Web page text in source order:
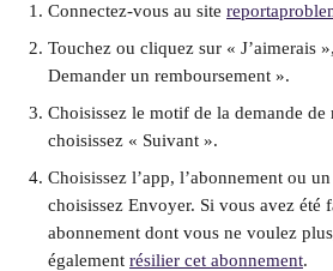
Connectez-vous au site
Touchez ou cliquez sur « J’aimerais
Demander un remboursement ».
Choisissez le motif de la demande de
choisissez « Suivant ».
Choisissez l’app, l’abonnement ou
choisissez Envoyer. Si vous avez été
abonnement dont vous ne voulez
également résilier cet abonnement.